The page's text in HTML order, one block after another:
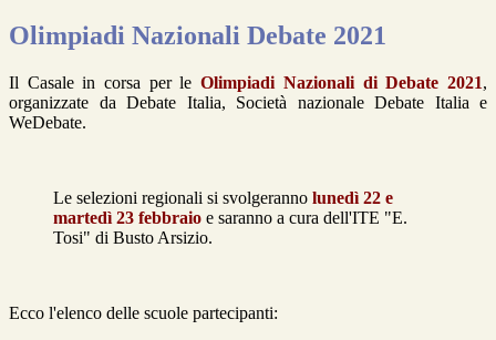
Olimpiadi Nazionali Debate 2021
Il Casale in corsa per leOlimpiadi Nazionali di Debate 2021,
organizzate da Debate Italia, Società nazionale Debate Italia e
WeDebate.
Le selezioni regionali si svolgeranno lunedì 22 e
martedì 23 febbraio e saranno a cura dell'ITE "E.
Tosi" di Busto Arsizio.
Ecco l'elenco delle scuole partecipanti: